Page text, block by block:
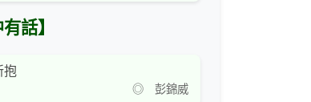
話】
抱
◎ 彭錦威